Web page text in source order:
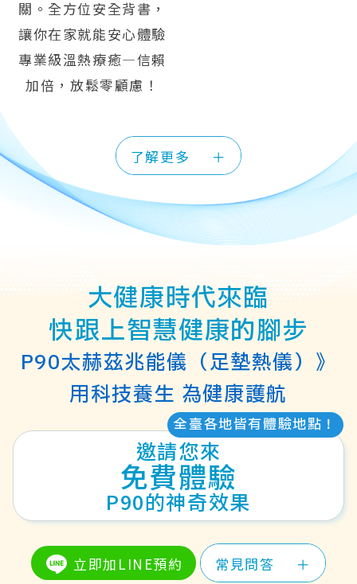
關。全方位安全背書，
讓你在家就能安心體驗
專業級溫熱療癒—信賴
加倍，放鬆零顧慮！
了解更多 ＋
大健康時代來臨
快跟上智慧健康的腳步
P90太赫茲兆能儀（足墊熱儀）》
用科技養生 為健康護航
邀請您來
免費體驗
P90的神奇效果
全臺各地皆有體驗地點！
立即加LINE預約 常見問答 ＋